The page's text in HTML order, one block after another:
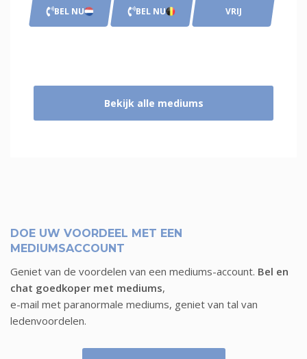
BEL NU BEL NU VRIJ
Bekijk alle mediums
DOE UW VOORDEEL MET EEN
MEDIUMSACCOUNT
Geniet van de voordelen van een mediums-account. Bel en
chat goedkoper met mediums,
e-mail met paranormale mediums, geniet van tal van
ledenvoordelen.